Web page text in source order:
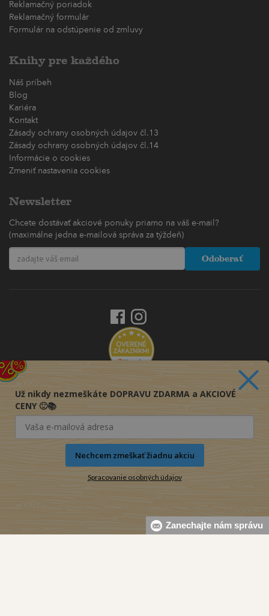
Reklamačný poriadok
Reklamačný formulár
Formulár na odstúpenie od zmluvy
Knihy pre každého
Náš príbeh
Blog
Kariéra
Kontakt
Zásady ochrany osobných údajov čl.13
Zásady ochrany osobných údajov čl.14
Informácie o cookies
Zmeniť nastavenia cookies
Newsletter
Chcete dostávať akciové ponuky priamo na váš e-mail?
(maximálne jedna e-mailová správa za týždeň)
Odoberať
Zanechajte nám správu
Už nikdy nezmeškáte DOPRAVU ZDARMA a AKCIOVÉ
CENY 🙂📚
Nechcem zmeškať žiadnu akciu
Spracovanie osobných údajov